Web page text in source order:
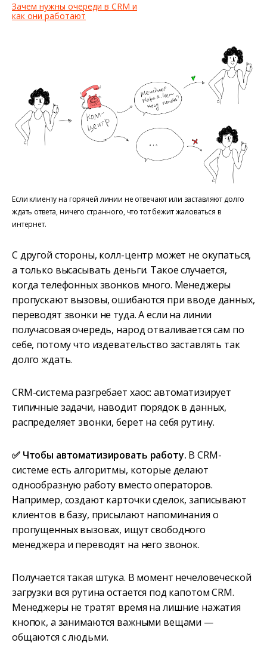
Зачем нужны очереди в CRM и
как они работают
Если клиенту на горячей линии не отвечают или заставляют долго
ждать ответа, ничего странного, что тот бежит жаловаться в
интернет.
С другой стороны, колл-центр может не окупаться,
а только высасывать деньги. Такое случается,
когда телефонных звонков много. Менеджеры
пропускают вызовы, ошибаются при вводе данных,
переводят звонки не туда. А если на линии
получасовая очередь, народ отваливается сам по
себе, потому что издевательство заставлять так
долго ждать.
CRM-система разгребает хаос: автоматизирует
типичные задачи, наводит порядок в данных,
распределяет звонки, берет на себя рутину.
✅ Чтобы автоматизировать работу. В CRM-
системе есть алгоритмы, которые делают
однообразную работу вместо операторов.
Например, создают карточки сделок, записывают
клиентов в базу, присылают напоминания о
пропущенных вызовах, ищут свободного
менеджера и переводят на него звонок.
Получается такая штука. В момент нечеловеческой
загрузки вся рутина остается под капотом CRM.
Менеджеры не тратят время на лишние нажатия
кнопок, а занимаются важными вещами —
общаются с людьми.